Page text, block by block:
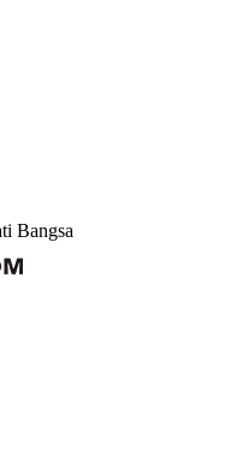
Bangsa